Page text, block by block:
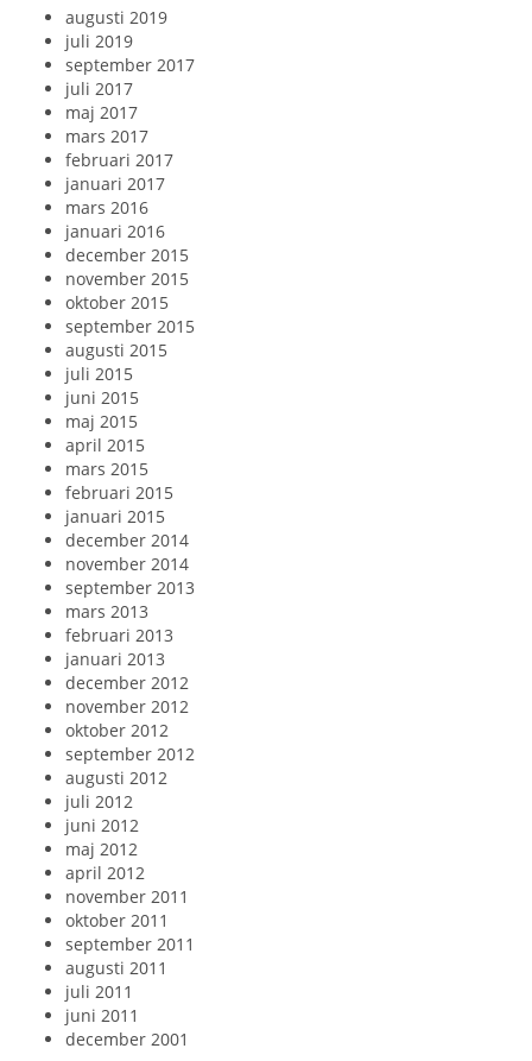
augusti 2019
juli 2019
september 2017
juli 2017
maj 2017
mars 2017
februari 2017
januari 2017
mars 2016
januari 2016
december 2015
november 2015
oktober 2015
september 2015
augusti 2015
juli 2015
juni 2015
maj 2015
april 2015
mars 2015
februari 2015
januari 2015
december 2014
november 2014
september 2013
mars 2013
februari 2013
januari 2013
december 2012
november 2012
oktober 2012
september 2012
augusti 2012
juli 2012
juni 2012
maj 2012
april 2012
november 2011
oktober 2011
september 2011
augusti 2011
juli 2011
juni 2011
december 2001